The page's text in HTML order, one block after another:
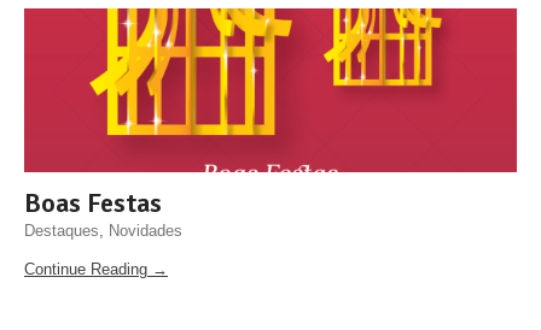
Boas Festas
Destaques Novidades
Continue Reading →